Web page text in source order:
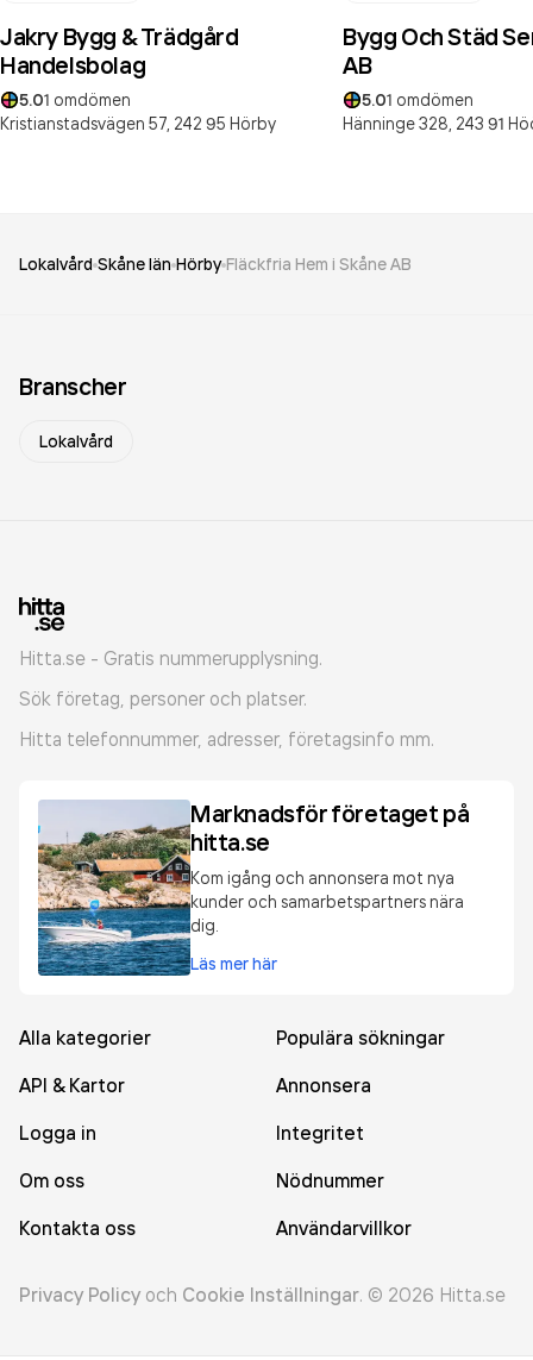
Jakry Bygg & Trädgård
Handelsbolag
5.01 omdömen
Kristianstadsvägen 57, 242 95 Hörby
Bygg Och Städ
AB
5.01 omdömen
Hänninge 328, 243 91
Lokalvård Skåne län Hörby Fläckfria Hem i Skåne AB
Branscher
Lokalvård
Hitta.se - Gratis nummerupplysning.
Sök företag, personer och platser.
Hitta telefonnummer, adresser, företagsinfo mm.
Marknadsför företaget på
hitta.se
Kom igång och annonsera mot nya
kunder och samarbetspartners nära
dig.
Läs mer här
Alla kategorier
Populära sökningar
API & Kartor
Annonsera
Logga in
Integritet
Om oss
Nödnummer
Kontakta oss
Användarvillkor
Privacy Policy och Cookie Inställningar. © 2026 Hitta.se